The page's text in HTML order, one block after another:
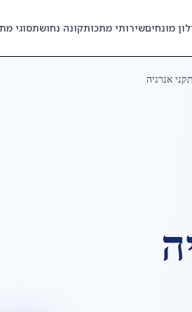
מונחיםשירותי מתכותקונה נחושתסוגי
אנרגיה